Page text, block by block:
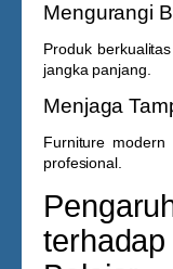
Mengurangi
Produk
jangka panjang.
Menjaga
Furniture
profesional.